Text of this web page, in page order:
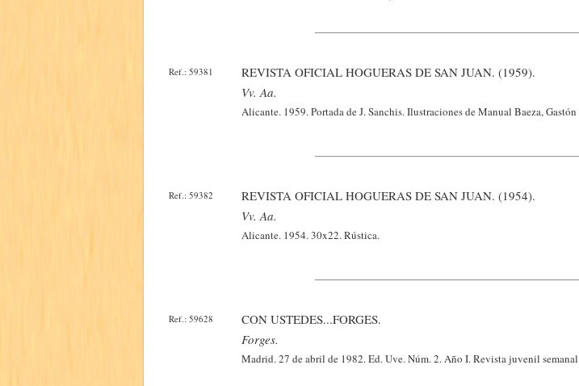
Ref.: 59381
REVISTA OFICIAL HOGUERAS DE SAN JUAN. (1959).
Vv. Aa.
Alicante. 1959. Portada de J. Sanchis. Ilustraciones de Manual Baeza,
Ref.: 59382
REVISTA OFICIAL HOGUERAS DE SAN JUAN. (1954).
Vv. Aa.
Alicante. 1954. 30x22. Rústica.
Ref.: 59628
CON USTEDES...FORGES.
Forges.
Madrid. 27 de abril de 1982. Ed. Uve. Núm. 2. Año I. Revista juvenil